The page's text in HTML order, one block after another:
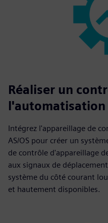
Réaliser un
l'automatisation
Intégrez l'appareillage de
AS/OS pour créer un
de contrôle d'appareillage
aux signaux de
système du côté courant
et hautement disponibles.